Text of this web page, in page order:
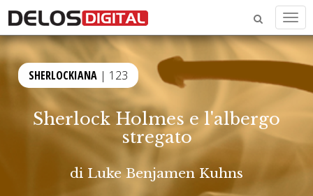
SHERLOCKIANA | 123
Sherlock Holmes e l'albergo
stregato
di Luke Benjamen Kuhns